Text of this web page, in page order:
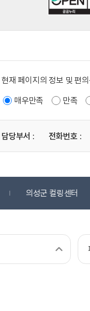
현재 페이지의 정보 및 편
매우만족 만족
담당부서 : 전화번호 :
의성군 컬링센터